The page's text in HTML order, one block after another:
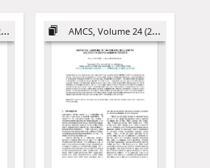
AMCS, Volume 24 (2014)